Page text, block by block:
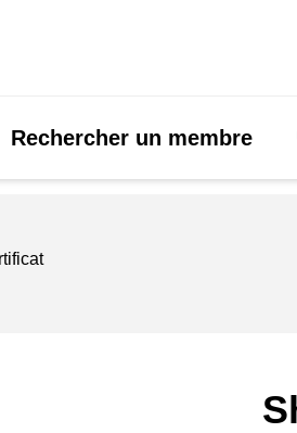
Rechercher un membre